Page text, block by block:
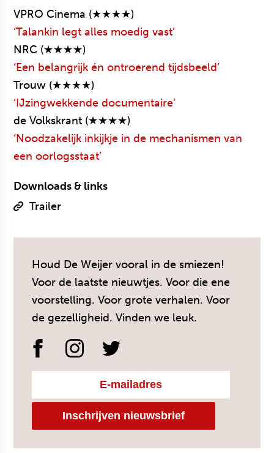
VPRO Cinema (★★★★)
‘Talankin legt alles moedig vast’
NRC (★★★★)
‘Een belangrijk én ontroerend tijdsbeeld’
Trouw (★★★★)
‘IJzingwekkende documentaire’
de Volkskrant (★★★★)
‘Noodzakelijk inkijkje in de mechanismen van
een oorlogsstaat’
Downloads & links
Trailer
Houd De Weijer vooral in de smiezen!
Voor de laatste nieuwtjes. Voor die ene
voorstelling. Voor grote verhalen. Voor
de gezelligheid. Vinden we leuk.